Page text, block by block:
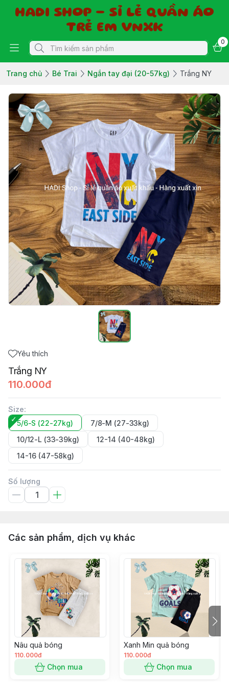
HADI SHOP - SỈ LẺ QUẦN ÁO
TRẺ EM VNXK
0
Trang chủ Bé Trai Ngắn tay đại (20-57kg) Trắng NY
Yêu thích
Trắng NY
110.000đ
Size:
5/6-S (22-27kg)
7/8-M (27-33kg)
10/12-L (33-39kg)
12-14 (40-48kg)
14-16 (47-58kg)
Số lượng
Các sản phẩm, dịch vụ khác
Nâu quả bóng
110.000đ
Chọn mua
Xanh Min quả bóng
110.000đ
Chọn mua